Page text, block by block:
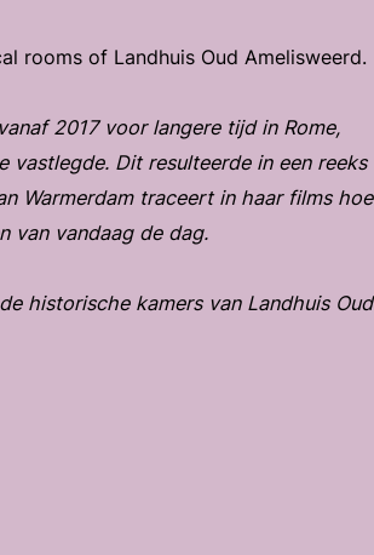
rooms of Landhuis Oud Amelisweerd.
2017 voor langere tijd in Rome,
Dit resulteerde in een reeks
Warmerdam traceert in haar films hoe
van vandaag de dag.
historische kamers van Landhuis Oud